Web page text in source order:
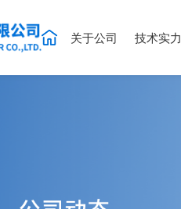
关于公司 技术实力